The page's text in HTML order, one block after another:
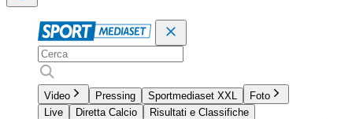
Video Pressing Sportmediaset XXL
Foto
Live
Diretta Calcio
Risultati e Classifiche